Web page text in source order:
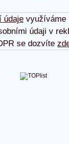
údajevyužíváme
údaji v
se dozvíte